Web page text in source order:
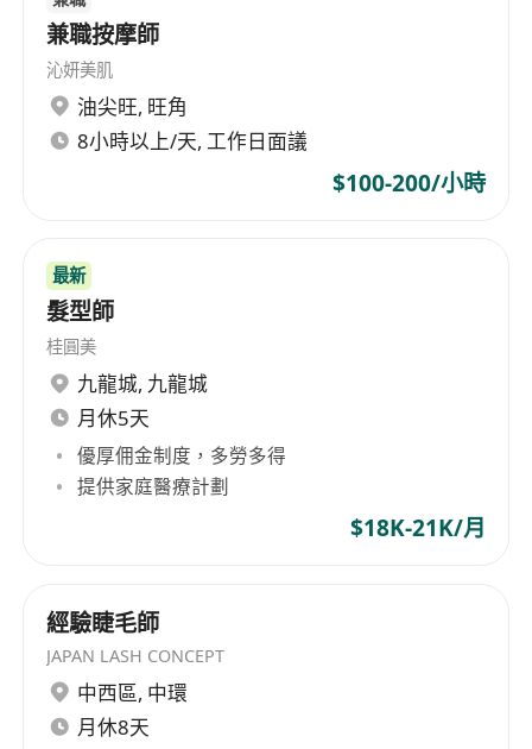
兼職按摩師
沁妍美肌
油尖旺, 旺角
8小時以上/天, 工作日面議
$100-200/小時
最新
髮型師
桂圓美
九龍城, 九龍城
月休5天
優厚佣金制度，多勞多得
提供家庭醫療計劃
$18K-21K/月
經驗睫毛師
JAPAN LASH CONCEPT
中西區, 中環
月休8天